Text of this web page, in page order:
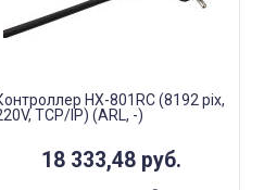
HX-801RC (8192 pix,
TCP/IP) (ARL, -)
18 333,48 руб.